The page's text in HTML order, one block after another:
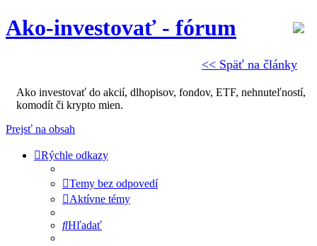
<< Späť na články
Ako-investovať - fórum
Ako investovať do akcií, dlhopisov, fondov, ETF, nehnuteľností,
komodít či krypto mien.
Prejsť na obsah
Rýchle odkazy
Temy bez odpovedí
Aktívne témy
Hľadať